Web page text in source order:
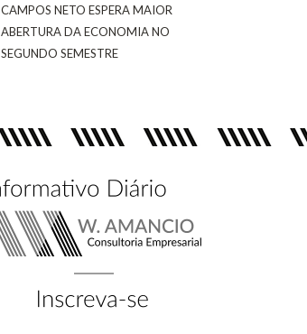
CAMPOS NETO ESPERA MAIOR
ABERTURA DA ECONOMIA NO
SEGUNDO SEMESTRE